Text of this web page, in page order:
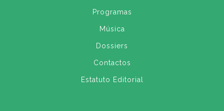
Programas
Música
Dossiers
Contactos
Estatuto Editorial